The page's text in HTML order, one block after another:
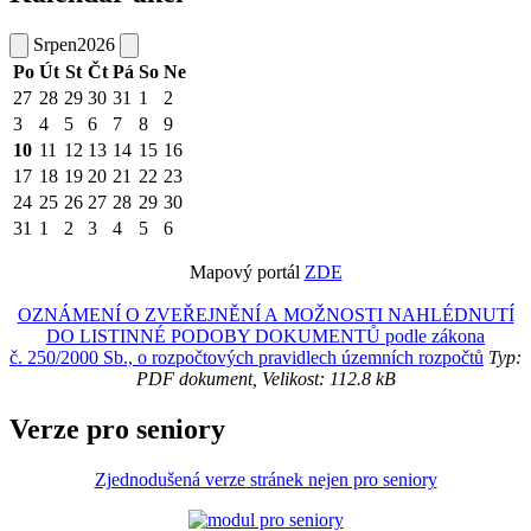
Srpen2026
Po Út St Čt Pá So Ne
27 28 29 30 31 1
2
3
4 5 6 7 8
9
10 11 12 13 14 15 16
17 18 19 20 21 22 23
24 25 26 27 28 29 30
31 1 2 3 4 5 6
Mapový portál ZDE
OZNÁMENÍ O ZVEŘEJNĚNÍ A MOŽNOSTI NAHLÉDNUTÍ
DO LISTINNÉ PODOBY DOKUMENTŮ podle zákona
č. 250/2000 Sb., o rozpočtových pravidlech územních rozpočtů Typ:
PDF dokument, Velikost: 112.8 kB
Verze pro seniory
Zjednodušená verze stránek nejen pro seniory